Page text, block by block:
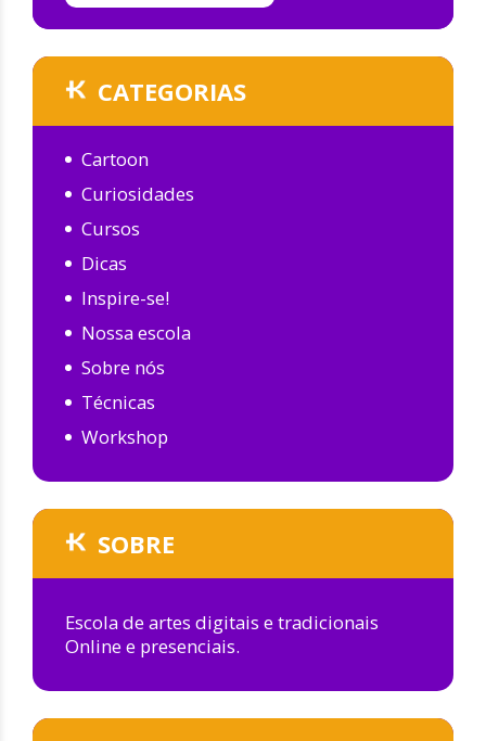
CATEGORIAS
Cartoon
Curiosidades
Cursos
Dicas
Inspire-se!
Nossa escola
Sobre nós
Técnicas
Workshop
SOBRE
Escola de artes digitais e tradicionais
Online e presenciais.